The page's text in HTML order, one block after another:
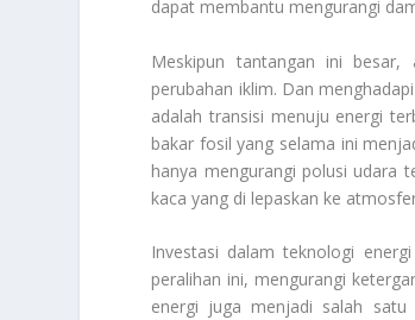
dapat membantu mengurangi
Meskipun tantangan ini
perubahan iklim. Dan menghadapi
adalah transisi menuju energi
bakar fosil yang selama ini
hanya mengurangi polusi udara
kaca yang di lepaskan ke
Investasi dalam teknologi
peralihan ini, mengurangi
energi juga menjadi salah satu